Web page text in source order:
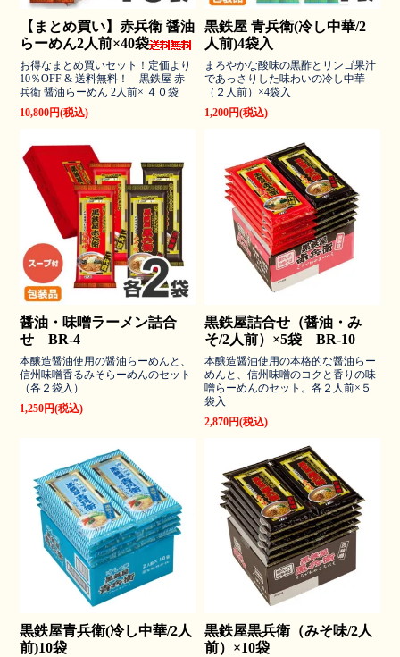
【まとめ買い】赤兵衛 醤油
らーめん2人前×40袋
お得なまとめ買いセット！定価より
10％OFF & 送料無料！ 黒鉄屋 赤
兵衛 醤油らーめん 2人前× ４０袋
10,800円(税込)
黒鉄屋 青兵衛(冷し中華/2
人前)4袋入
まろやかな酸味の黒酢とリンゴ果汁
であっさりした味わいの冷し中華
（２人前）×4袋入
1,200円(税込)
醤油・味噌ラーメン詰合
せ BR-4
本醸造醤油使用の醤油らーめんと、
信州味噌香るみそらーめんのセット
（各２袋入）
1,250円(税込)
黒鉄屋詰合せ（醤油・み
そ/2人前）×5袋 BR-10
本醸造醤油使用の本格的な醤油らー
めんと、信州味噌のコクと香りの味
噌らーめんのセット。各２人前×５
袋入
2,870円(税込)
黒鉄屋青兵衛(冷し中華/2人
前)10袋
黒鉄屋黒兵衛（みそ味/2人
前）×10袋